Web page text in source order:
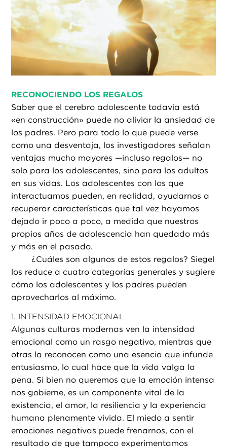
RECONOCIENDO LOS REGALOS
Saber que el cerebro adolescente todavía está
«en construcción» puede no aliviar la ansiedad de
los padres. Pero para todo lo que puede verse
como una desventaja, los investigadores señalan
ventajas mucho mayores —incluso regalos— no
solo para los adolescentes, sino para los adultos
en sus vidas. Los adolescentes con los que
interactuamos pueden, en realidad, ayudarnos a
recuperar características que tal vez hayamos
dejado ir poco a poco, a medida que nuestros
propios años de adolescencia han quedado más
y más en el pasado.
¿Cuáles son algunos de estos regalos? Siegel
los reduce a cuatro categorías generales y sugiere
cómo los adolescentes y los padres pueden
aprovecharlos al máximo.
1. INTENSIDAD EMOCIONAL
Algunas culturas modernas ven la intensidad
emocional como un rasgo negativo, mientras que
otras la reconocen como una esencia que infunde
entusiasmo, lo cual hace que la vida valga la
pena. Si bien no queremos que la emoción intensa
nos gobierne, es un componente vital de la
existencia, el amor, la resiliencia y la experiencia
humana plenamente vivida. El miedo a sentir
emociones negativas puede frenarnos, con el
resultado de que tampoco experimentamos